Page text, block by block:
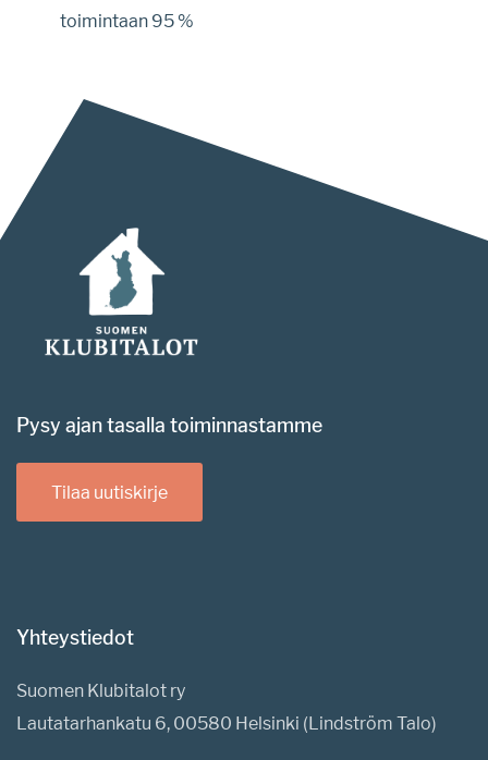
toimintaan 95 %
Pysy ajan tasalla toiminnastamme
Tilaa uutiskirje
Yhteystiedot
Suomen Klubitalot ry
Lautatarhankatu 6, 00580 Helsinki (Lindström Talo)